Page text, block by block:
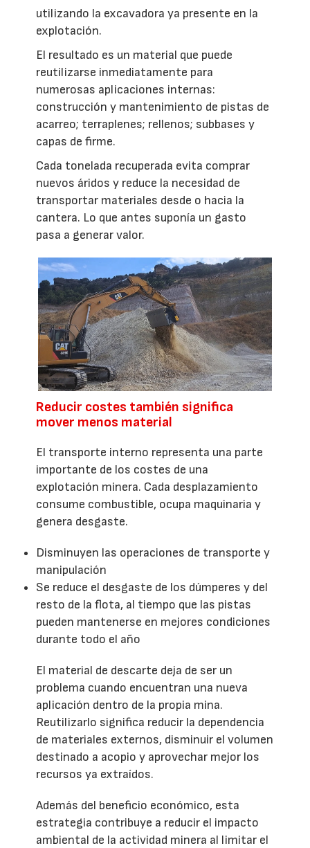
utilizando la excavadora ya presente en la
explotación.
El resultado es un material que puede
reutilizarse inmediatamente para
numerosas aplicaciones internas:
construcción y mantenimiento de pistas de
acarreo; terraplenes; rellenos; subbases y
capas de firme.
Cada tonelada recuperada evita comprar
nuevos áridos y reduce la necesidad de
transportar materiales desde o hacia la
cantera. Lo que antes suponía un gasto
pasa a generar valor.
Reducir costes también significa
mover menos material
El transporte interno representa una parte
importante de los costes de una
explotación minera. Cada desplazamiento
consume combustible, ocupa maquinaria y
genera desgaste.
Disminuyen las operaciones de transporte y
manipulación
Se reduce el desgaste de los dúmperes y del
resto de la flota, al tiempo que las pistas
pueden mantenerse en mejores condiciones
durante todo el año
El material de descarte deja de ser un
problema cuando encuentran una nueva
aplicación dentro de la propia mina.
Reutilizarlo significa reducir la dependencia
de materiales externos, disminuir el volumen
destinado a acopio y aprovechar mejor los
recursos ya extraídos.
Además del beneficio económico, esta
estrategia contribuye a reducir el impacto
ambiental de la actividad minera al limitar el